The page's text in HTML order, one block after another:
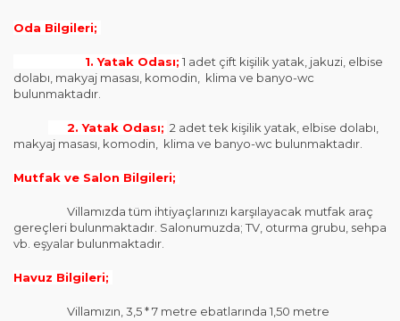
Oda Bilgileri;
1. Yatak Odası; 1 adet çift kişilik yatak, jakuzi, elbise
dolabı, makyaj masası, komodin, klima ve banyo-wc
bulunmaktadır.
2. Yatak Odası; 2 adet tek kişilik yatak, elbise dolabı,
makyaj masası, komodin, klima ve banyo-wc bulunmaktadır.
Mutfak ve Salon Bilgileri;
Villamızda tüm ihtiyaçlarınızı karşılayacak mutfak araç
gereçleri bulunmaktadır. Salonumuzda; TV, oturma grubu, sehpa
vb. eşyalar bulunmaktadır.
Havuz Bilgileri;
Villamızın, 3,5 * 7 metre ebatlarında 1,50 metre